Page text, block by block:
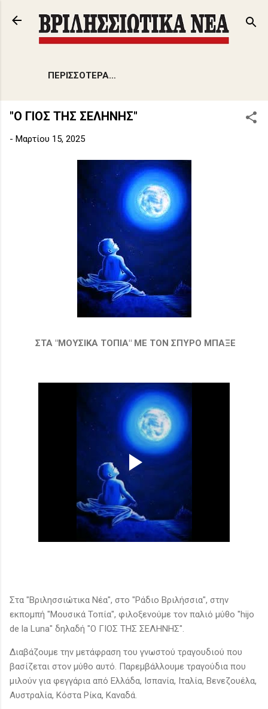
Μετάβαση στο κύριο περιεχόμενο
ΠΕΡΙΣΣΌΤΕΡΑ…
"Ο ΓΙΟΣ ΤΗΣ ΣΕΛΗΝΗΣ"
- Μαρτίου 15, 2025
ΣΤΑ "ΜΟΥΣΙΚΑ ΤΟΠΙΑ" ΜΕ ΤΟΝ ΣΠΥΡΟ ΜΠΑΞΕ
Στα "Βριλησσιώτικα Νέα", στο "Ράδιο Βριλήσσια", στην
εκπομπή "Μουσικά Τοπία", φιλοξενούμε τον παλιό μύθο "hijo
de la Luna" δηλαδή "Ο ΓΙΟΣ ΤΗΣ ΣΕΛΗΝΗΣ".
Διαβάζουμε την μετάφραση του γνωστού τραγουδιού που
βασίζεται στον μύθο αυτό. Παρεμβάλλουμε τραγούδια που
μιλούν για φεγγάρια από Ελλάδα, Ισπανία, Ιταλία, Βενεζουέλα,
Αυστραλία, Κόστα Ρίκα, Καναδά.